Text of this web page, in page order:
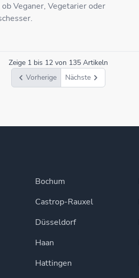
Veganer, Vegetarier oder
Zeige 1bis 12von 135 Artikeln
Vorherige
Nächste
Bochum
Castrop-Rauxel
Düsseldorf
Haan
Hattingen